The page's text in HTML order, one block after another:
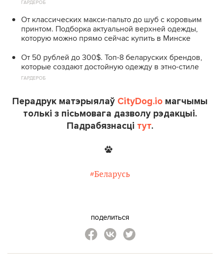
ГАРДЕРОБ
От классических макси-пальто до шуб с коровьим
принтом. Подборка актуальной верхней одежды,
которую можно прямо сейчас купить в Минске
От 50 рублей до 300$. Топ-8 беларуских брендов,
которые создают достойную одежду в этно-стиле
ГАРДЕРОБ
Перадрук матэрыялаў CityDog.io магчымы
толькі з пісьмовага дазволу рэдакцыі.
Падрабязнасці тут.
#Беларусь
поделиться